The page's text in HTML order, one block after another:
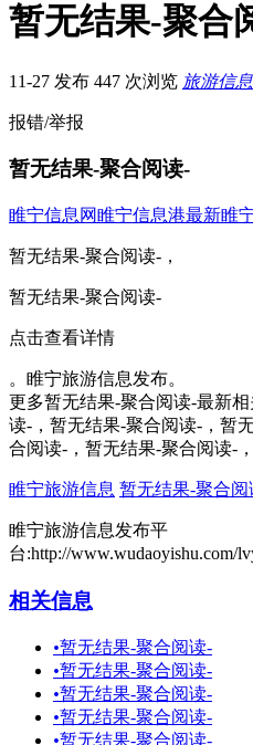
暂无结果-聚合
11-27 发布 447 次浏览 旅游信息
报错/举报
暂无结果-聚合阅读-
睢宁信息网睢宁信息港最新睢
暂无结果-聚合阅读-，
暂无结果-聚合阅读-
点击查看详情
。睢宁旅游信息发布。
更多暂无结果-聚合阅读-最新
读-，暂无结果-聚合阅读-，暂
合阅读-，暂无结果-聚合阅读-，
睢宁旅游信息 暂无结果-聚合阅
睢宁旅游信息发布平
台:http://www.wudaoyishu.com/
相关信息
•暂无结果-聚合阅读-
•暂无结果-聚合阅读-
•暂无结果-聚合阅读-
•暂无结果-聚合阅读-
•暂无结果-聚合阅读-